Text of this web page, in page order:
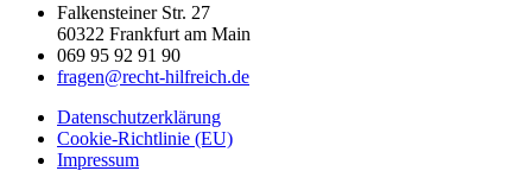
Falkensteiner Str. 27
60322 Frankfurt am Main
069 95 92 91 90
fragen@recht-hilfreich.de
Datenschutzerklärung
Cookie-Richtlinie (EU)
Impressum